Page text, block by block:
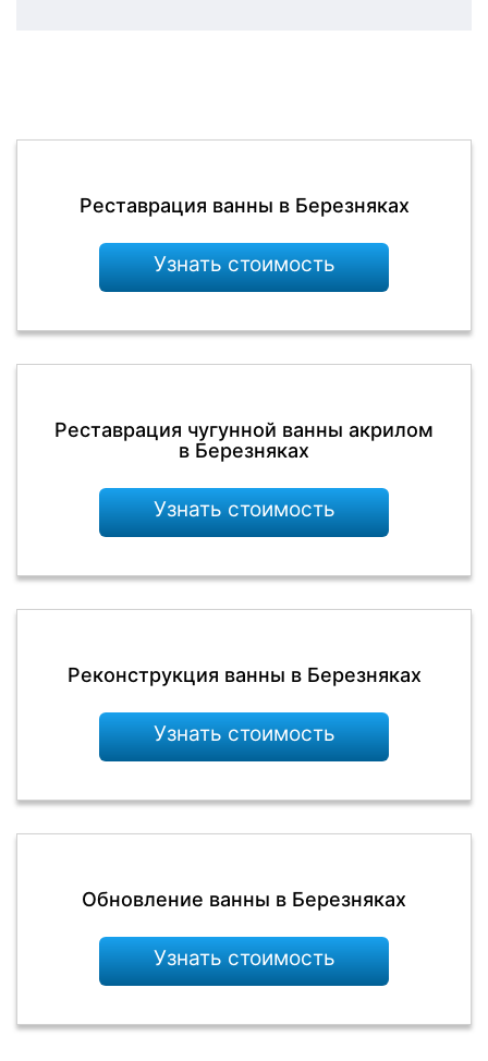
Реставрация ванны в Березняках
Узнать стоимость
Реставрация чугунной ванны акрилом
в Березняках
Узнать стоимость
Реконструкция ванны в Березняках
Узнать стоимость
Обновление ванны в Березняках
Узнать стоимость